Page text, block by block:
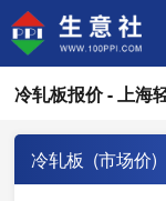
冷轧板报价 - 上海
冷轧板 (市场价)